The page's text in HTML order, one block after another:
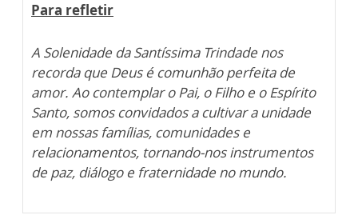
Para refletir
A Solenidade da Santíssima Trindade nos
recorda que Deus é comunhão perfeita de
amor. Ao contemplar o Pai, o Filho e o Espírito
Santo, somos convidados a cultivar a unidade
em nossas famílias, comunidades e
relacionamentos, tornando-nos instrumentos
de paz, diálogo e fraternidade no mundo.